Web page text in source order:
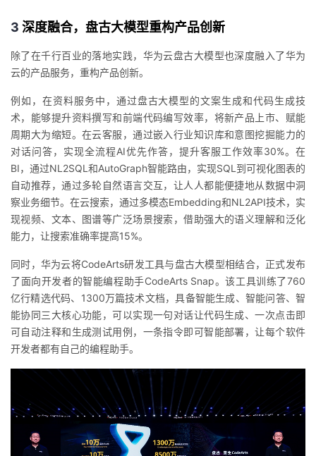
3 深度融合，盘古大模型重构产品创新
除了在千行百业的落地实践，华为云盘古大模型也深度融入了华为
云的产品服务，重构产品创新。
例如，在资料服务中，通过盘古大模型的文案生成和代码生成技
术，能够提升资料撰写和前端代码编写效率，将新产品上市、赋能
周期大为缩短。 在云客服 ，通过嵌入行业知识库和意图挖掘能力的
对话问答，实现全流程AI优先作答，提升客服工作效率30%。在
BI，通过NL2SQL和AutoGraph智能路由，实现SQL到可视化图表的
自动推荐，通过多轮自然语言交互，让人人都能便捷地从数据中洞
察业务细节。在云搜索，通过多模态Embedding和NL2API技术，实
现视频、文本、图谱等广泛场景搜索，借助强大的语义理解和泛化
能力，让搜索准确率提高15%。
同时，华为云将CodeArts研发工具与盘古大模型相结合，正式发布
了面向开发者的智能编程助手CodeArtsSnap。该工具训练了760
亿行精选代码、1300万篇技术文档，具备智能生成、智能问答、智
能协同三大核心功能，可以实现一句对话让代码生成、一次点击即
可自动注释和生成测试用例，一条指令即可智能部署，让每个软件
开发者都有自己的编程助手。